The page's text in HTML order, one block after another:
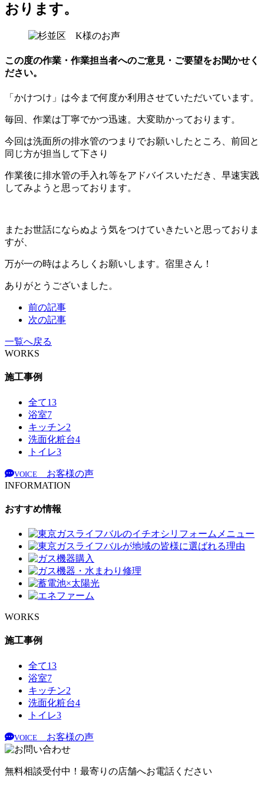
おります。
この度の作業・作業担当者へのご意見・ご要望をお聞かせく
ださい。
「かけつけ」は今まで何度か利用させていただいています。
毎回、作業は丁寧でかつ迅速。大変助かっております。
今回は洗面所の排水管のつまりでお願いしたところ、前回と
同じ方が担当して下さり
作業後に排水管の手入れ等をアドバイスいただき、早速実践
してみようと思っております。
またお世話にならぬよう気をつけていきたいと思っておりま
すが、
万が一の時はよろしくお願いします。宿里さん！
ありがとうございました。
前の記事
次の記事
一覧へ戻る
WORKS
施工事例
全て13
浴室7
キッチン2
洗面化粧台4
トイレ3
VOICE
お客様の声
INFORMATION
おすすめ情報
WORKS
施工事例
全て13
浴室7
キッチン2
洗面化粧台4
トイレ3
VOICE お客様の声
無料相談受付中！最寄りの店舗へお電話ください